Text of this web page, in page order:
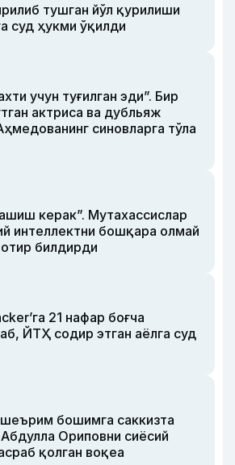
тушган йўл қурилиши
суд ҳукми ўқилди
учун туғилган эди”. Бир
актриса ва дубльяж
синовларга тўла
керак”. Мутахассислар
интеллектни бошқара олмай
билдирди
21 нафар боғча
ЙТҲ содир этган аёлга суд
бошимга саккизта
Ориповни сиёсий
қолган воқеа